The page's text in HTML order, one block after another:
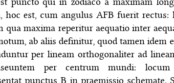
hoc est, cum angulus AFB fuerit
qua maxima reperitur aequatio inter
ab aliis definitur, quod tamen idem
per lineam orthogonaliter ad
per centrum mundi:
punctus B in praemissio schemate.